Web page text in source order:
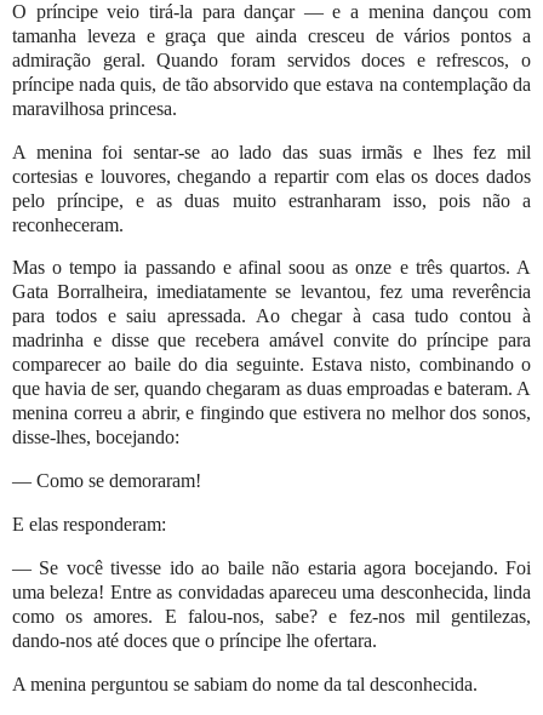
O príncipe veio tirá-la para dançar — e a menina dançou com
tamanha leveza e graça que ainda cresceu de vários pontos a
admiração geral. Quando foram servidos doces e refrescos, o
príncipe nada quis, de tão absorvido que estava na contemplação da
maravilhosa princesa.
A menina foi sentar-se ao lado das suas irmãs e lhes fez mil
cortesias e louvores, chegando a repartir com elas os doces dados
pelo príncipe, e as duas muito estranharam isso, pois não a
reconheceram.
Mas o tempo ia passando e afinal soou as onze e três quartos. A
Gata Borralheira, imediatamente se levantou, fez uma reverência
para todos e saiu apressada. Ao chegar à casa tudo contou à
madrinha e disse que recebera amável convite do príncipe para
comparecer ao baile do dia seguinte. Estava nisto, combinando o
que havia de ser, quando chegaram as duas emproadas e bateram. A
menina correu a abrir, e fingindo que estivera no melhor dos sonos,
disse-lhes, bocejando:
— Como se demoraram!
E elas responderam:
— Se você tivesse ido ao baile não estaria agora bocejando. Foi
uma beleza! Entre as convidadas apareceu uma desconhecida, linda
como os amores. E falou-nos, sabe? e fez-nos mil gentilezas,
dando-nos até doces que o príncipe lhe ofertara.
A menina perguntou se sabiam do nome da tal desconhecida.